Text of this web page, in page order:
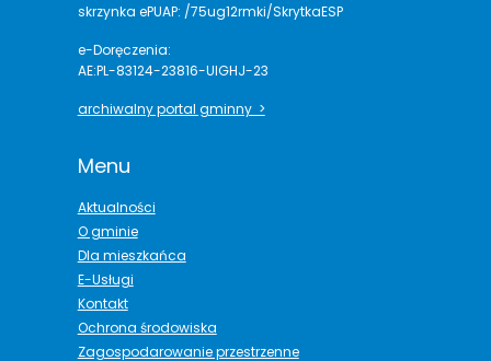
skrzynka ePUAP: /75ug12rmki/SkrytkaESP
e-Doręczenia:
AE:PL-83124-23816-UIGHJ-23
archiwalny portal gminny >
Menu
Aktualności
O gminie
Dla mieszkańca
E-Usługi
Kontakt
Ochrona środowiska
Zagospodarowanie przestrzenne